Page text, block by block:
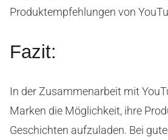
Produktempfehlungen von
Fazit:
In der Zusammenarbeit mit
Marken die Möglichkeit, ihre
Geschichten aufzuladen. Bei